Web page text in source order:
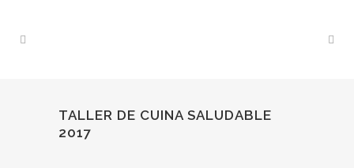
TALLER DE CUINA SALUDABLE
2017